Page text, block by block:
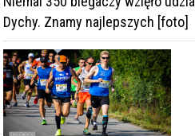
Dychy. Znamy najlepszych [foto]